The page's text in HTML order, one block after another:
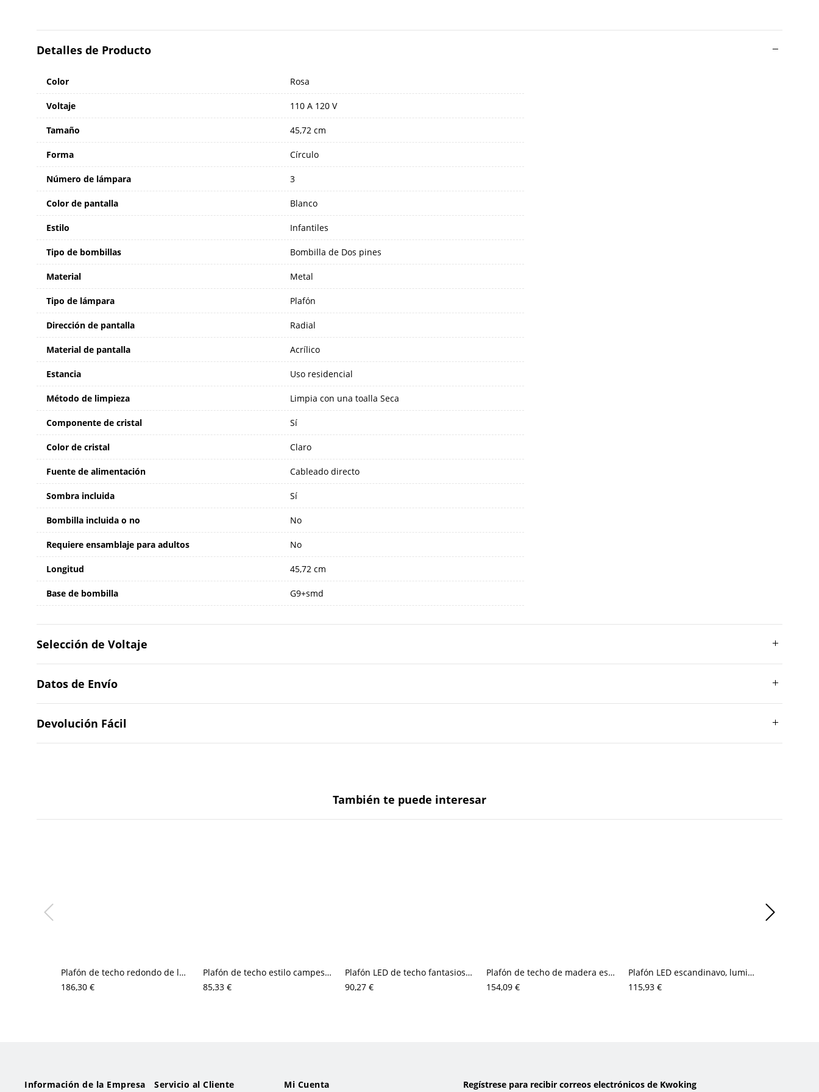
Detalles de Producto
Color Rosa
Voltaje 110 A 120 V
Tamaño 45,72 cm
Forma Círculo
Número de lámpara 3
Color de pantalla Blanco
Estilo Infantiles
Tipo de bombillas Bombilla de Dos pines
Material Metal
Tipo de lámpara Plafón
Dirección de pantalla Radial
Material de pantalla Acrílico
Estancia Uso residencial
Método de limpieza Limpia con una toalla Seca
Componente de cristal Sí
Color de cristal Claro
Fuente de alimentación Cableado directo
Sombra incluida Sí
Bombilla incluida o no No
Requiere ensamblaje para adultos No
Longitud 45,72 cm
Base de bombilla G9+smd
Selección de Voltaje
Datos de Envío
Devolución Fácil
También te puede interesar
Plafón de techo redondo de lujo con halo de resina texturizada tipo hielo y acabado metálico cepillado
186,30 €
Plafón de techo estilo campestre francés con detalles en relieve floral ornamentado
85,33 €
Plafón LED de techo fantasioso con atenuación regulable para habitación infantil
90,27 €
Plafón de techo de madera estilo Japandi, pantalla plisada crema con ambiente LED ajustable
154,09 €
Plafón LED escandinavo, luminaria creativa regulable con acento en tono madera, temperatura de color ajustable para dormitorio infantil
115,93 €
Información de la Empresa Servicio al Cliente Mi Cuenta Regístrese para recibir correos electrónicos de Kwoking